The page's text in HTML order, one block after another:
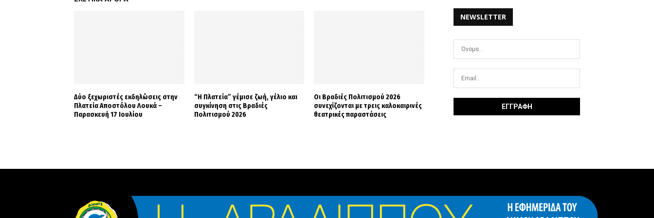
Δύο ξεχωριστές εκδηλώσεις στην
Πλατεία Αποστόλου Λουκά –
Παρασκευή 17 Ιουλίου
“Η Πλατεία” γέμισε ζωή, γέλιο και
συγκίνηση στις Βραδιές
Πολιτισμού 2026
Οι Βραδιές Πολιτισμού 2026
συνεχίζονται με τρεις καλοκαιρινές
θεατρικές παραστάσεις
NEWSLETTER